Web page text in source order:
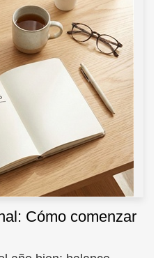
Cómo comenzar